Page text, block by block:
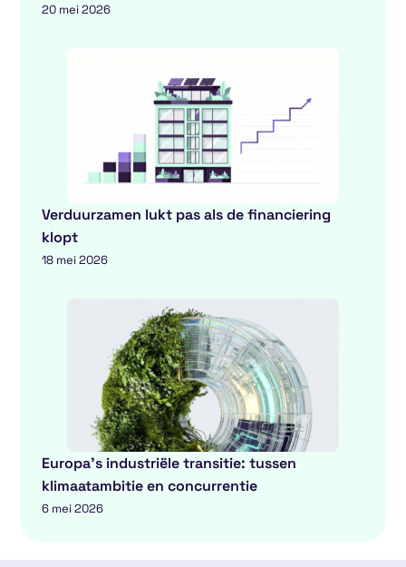
20 mei 2026
Verduurzamen lukt pas als de financiering
klopt
18 mei 2026
Europa’s industriële transitie: tussen
klimaatambitie en concurrentie
6 mei 2026